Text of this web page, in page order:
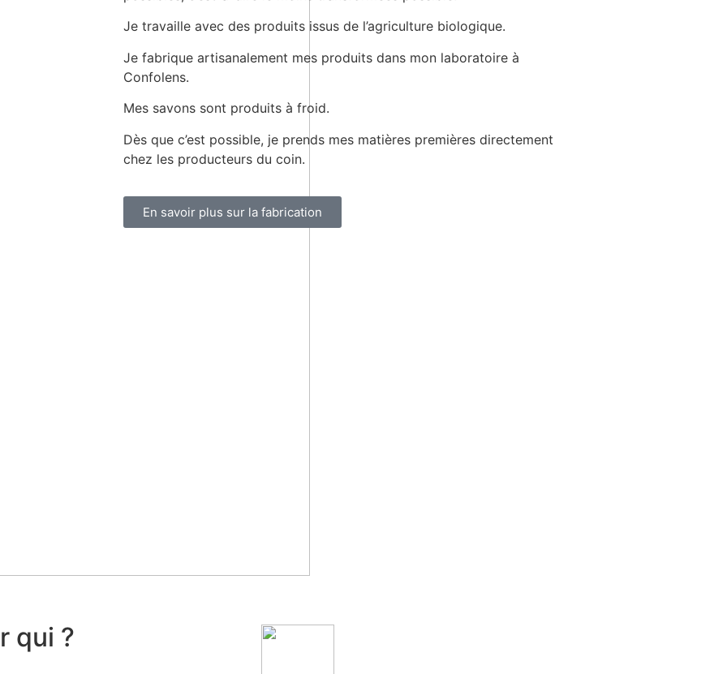
Je travaille avec des produits issus de l’agriculture biologique.
Je fabrique artisanalement mes produits dans mon laboratoire à
Confolens.
Mes savons sont produits à froid.
Dès que c’est possible, je prends mes matières premières directement
chez les producteurs du coin.
En savoir plus sur la fabrication
qui ?